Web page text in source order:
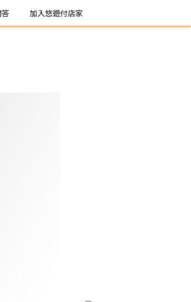
加入悠遊付店家